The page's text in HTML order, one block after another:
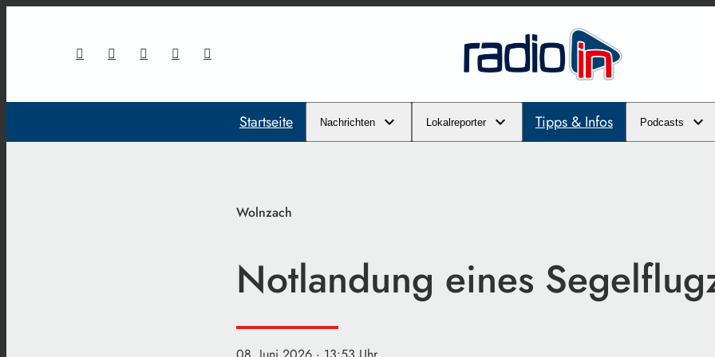
Startseite Nachrichten Lokalreporter Tipps & Infos Podcasts
Wolnzach
Notlandung eines